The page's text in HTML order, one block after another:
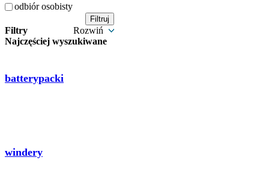
odbiór osobisty
Filtry
Rozwiń
Najczęściej wyszukiwane
batterypacki
windery